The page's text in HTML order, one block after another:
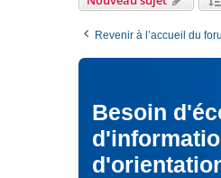
Revenir à l’accueil du
Besoin